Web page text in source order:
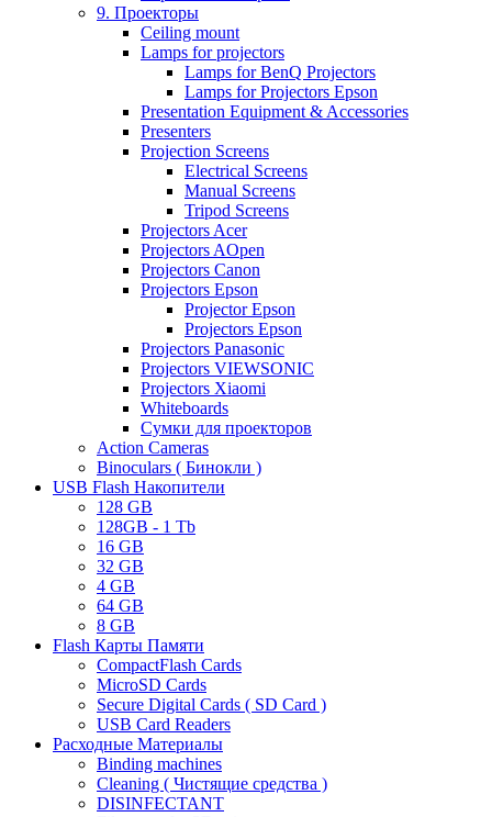
9. Проекторы
Ceiling mount
Lamps for projectors
Lamps for BenQ Projectors
Lamps for Projectors Epson
Presentation Equipment & Accessories
Presenters
Projection Screens
Electrical Screens
Manual Screens
Tripod Screens
Projectors Acer
Projectors AOpen
Projectors Canon
Projectors Epson
Projector Epson
Projectors Epson
Projectors Panasonic
Projectors VIEWSONIC
Projectors Xiaomi
Whiteboards
Сумки для проекторов
Action Cameras
Binoculars ( Бинокли )
USB Flash Накопители
128 GB
128GB - 1 Tb
16 GB
32 GB
4 GB
64 GB
8 GB
Flash Карты Памяти
CompactFlash Cards
MicroSD Cards
Secure Digital Cards ( SD Card )
USB Card Readers
Расходные Материалы
Binding machines
Cleaning ( Чистящие средства )
DISINFECTANT